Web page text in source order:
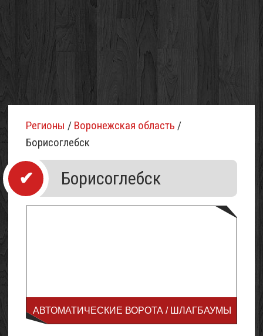
Регионы / Воронежская область /
Борисоглебск
Борисоглебск
АВТОМАТИЧЕСКИЕ ВОРОТА / ШЛАГБАУМЫ